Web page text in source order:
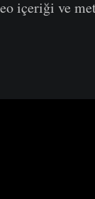
içeriği ve